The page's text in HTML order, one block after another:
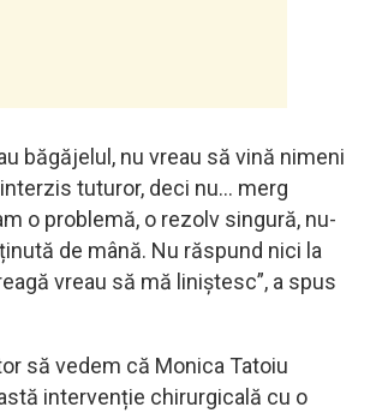
băgăjelul, nu vreau să vină nimeni
tuturor, deci nu… merg
o problemă, o rezolv singură, nu-
de mână. Nu răspund nici la
vreau să mă liniștesc”, a spus
să vedem că Monica Tatoiu
intervenție chirurgicală cu o